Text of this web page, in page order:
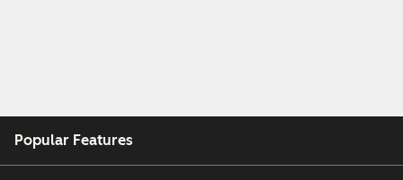
Popular Features